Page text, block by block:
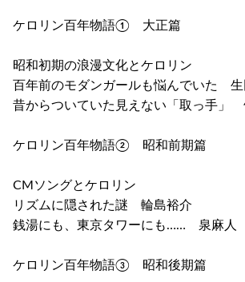
ケロリン百年物語① 大正篇
昭和初期の浪漫文化とケロリン
百年前のモダンガールも悩んでいた
昔からついていた見えない「取っ手
ケロリン百年物語② 昭和前期篇
CMソングとケロリン
リズムに隠された謎 輪島裕介
銭湯にも、東京タワーにも…… 泉麻人
ケロリン百年物語③ 昭和後期篇